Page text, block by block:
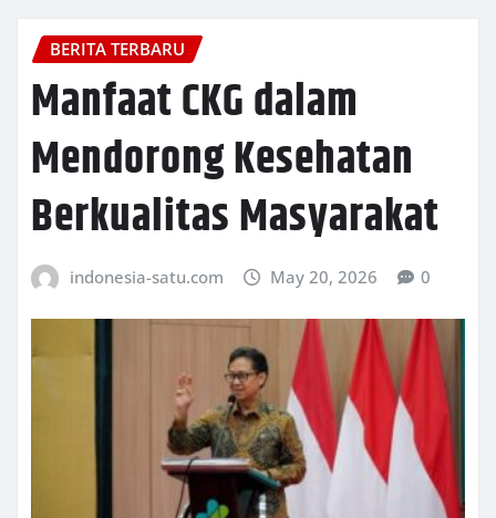
BERITA TERBARU
Manfaat CKG dalam
Mendorong Kesehatan
Berkualitas Masyarakat
indonesia-satu.com May 20, 2026 0